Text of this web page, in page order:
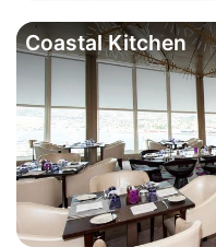
Coastal Kitchen